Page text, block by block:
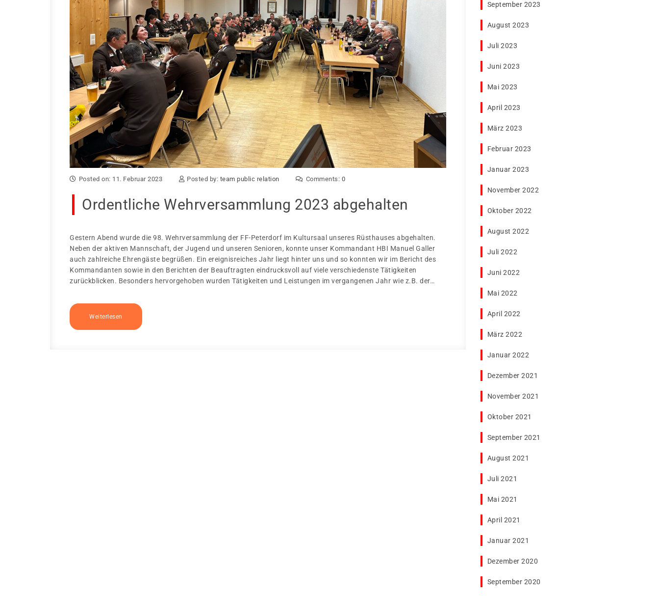
Posted on: 11. Februar 2023 Posted by: team public relation Comments: 0
Ordentliche Wehrversammlung 2023 abgehalten
Gestern Abend wurde die 98. Wehrversammlung der FF-Peterdorf im Kultursaal unseres Rüsthauses abgehalten.
Neben der aktiven Mannschaft, der Jugend und unseren Senioren, konnte unser Kommandant HBI Manuel Galler
auch zahlreiche Ehrengäste begrüßen. Ein ereignisreiches Jahr liegt hinter uns und so konnten wir im Bericht des
Kommandanten sowie in den Berichten der Beauftragten eindrucksvoll auf viele verschiedenste Tätigkeiten
zurückblicken. Besonders hervorgehoben wurden Tätigkeiten und Leistungen im vergangenen Jahr wie z.B. der…
Weiterlesen
September 2023
August 2023
Juli 2023
Juni 2023
Mai 2023
April 2023
März 2023
Februar 2023
Januar 2023
November 2022
Oktober 2022
August 2022
Juli 2022
Juni 2022
Mai 2022
April 2022
März 2022
Januar 2022
Dezember 2021
November 2021
Oktober 2021
September 2021
August 2021
Juli 2021
Mai 2021
April 2021
Januar 2021
Dezember 2020
September 2020